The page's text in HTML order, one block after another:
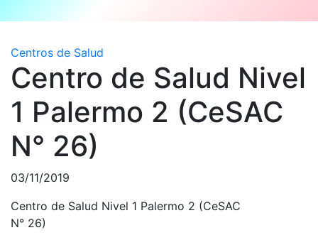
Centros de Salud
Centro de Salud Nivel
1 Palermo 2 (CeSAC
N° 26)
03/11/2019
Centro de Salud Nivel 1 Palermo 2 (CeSAC
N° 26)